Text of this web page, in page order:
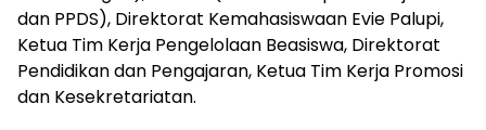
dan PPDS), Direktorat Kemahasiswaan Evie Palupi,
Ketua Tim Kerja Pengelolaan Beasiswa, Direktorat
Pendidikan dan Pengajaran, Ketua Tim Kerja Promosi
dan Kesekretariatan.